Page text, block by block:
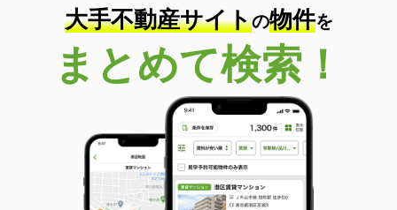
大手不動産サイトの物件を
まとめて検索！